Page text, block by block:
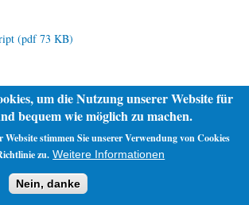
(pdf 73 KB)
Impressum
um die Nutzung unserer Website für
bequem wie möglich zu machen.
stimmen Sie unserer Verwendung von Cookies
zu. Weitere Informationen
Nein, danke